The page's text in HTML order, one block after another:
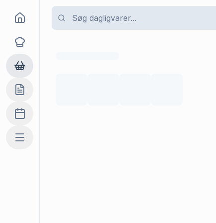
Goma
Opskrifter
Dagligvarer
Indkøbslisten
Madplan
Mere